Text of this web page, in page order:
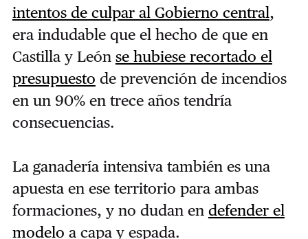
intentos de culpar al Gobierno central,
era indudable que el hecho de que en
Castilla y León se hubiese recortado el
presupuesto de prevención de incendios
en un 90% en trece años tendría
consecuencias.
La ganadería intensiva también es una
apuesta en ese territorio para ambas
formaciones, y no dudan en defender el
modelo a capa y espada.